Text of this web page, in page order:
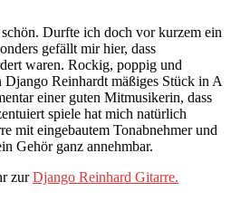
Durfte ich doch vor kurzem ein
gefällt mir hier, dass
waren. Rockig, poppig und
Reinhardt mäßiges Stück in A
einer guten Mitmusikerin, dass
spiele hat mich natürlich
mit eingebautem Tonabnehmer und
Gehör ganz annehmbar.
zurDjango Reinhard Gitarre.